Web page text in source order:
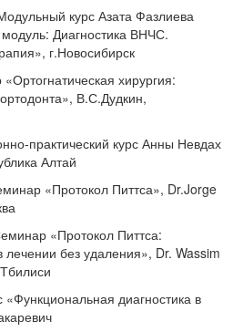
курс Азата Фазлиева
Диагностика ВНЧС.
г.Новосибирск
хирургия:
В.С.Дудкин,
практический курс Анны Невдах
Алтай
«Протокол Питтса», Dr.Jorge
«Протокол Питтса:
лечении без удаления», Dr. Wassim
диагностика в